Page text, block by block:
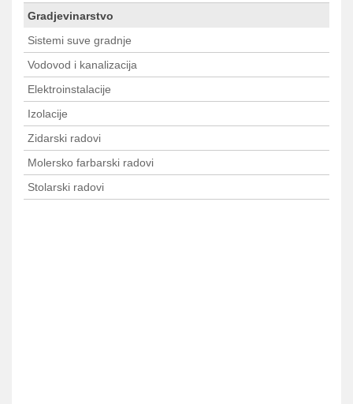
Gradjevinarstvo
Sistemi suve gradnje
Vodovod i kanalizacija
Elektroinstalacije
Izolacije
Zidarski radovi
Molersko farbarski radovi
Stolarski radovi